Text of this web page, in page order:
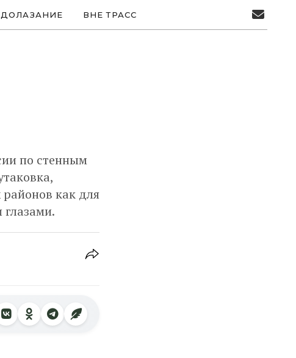
ВНЕ ТРАСС
по стенным
как для